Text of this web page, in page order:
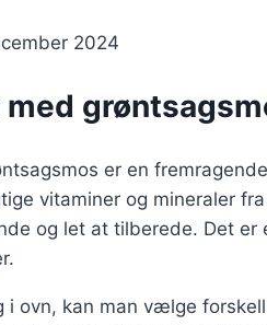
2024
er en
vitaminer og mineraler
og let at tilberede. Det
i ovn, kan man vælge